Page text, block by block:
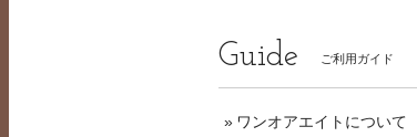
Guide ご利用ガイド
ワンオアエイトについて